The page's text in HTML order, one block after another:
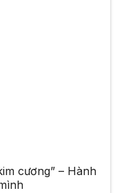
cương” – Hành